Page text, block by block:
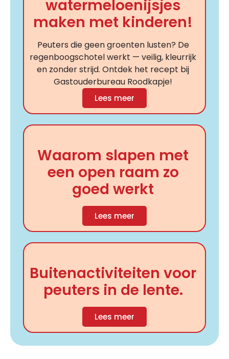
watermeloenijsjes
maken met kinderen!
Peuters die geen groenten lusten? De
regenboogschotel werkt — veilig, kleurrijk
en zonder strijd. Ontdek het recept bij
Gastouderbureau Roodkapje!
Lees meer
Waarom slapen met
een open raam zo
goed werkt
Lees meer
Buitenactiviteiten voor
peuters in de lente.
Lees meer